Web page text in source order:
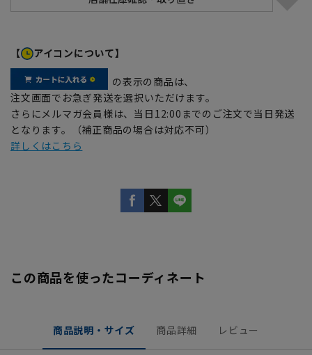
【 アイコンについて】
の表示の商品は、
注文画面でお急ぎ発送を選択いただけます。
さらにメルマガ会員様は、当日12:00までのご注文で当日発送
となります。（補正商品の場合は対応不可）
詳しくはこちら
この商品を使ったコーディネート
商品説明・サイズ 商品詳細 レビュー